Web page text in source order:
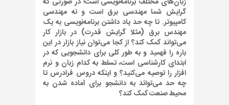
گرایش شما مهندسی برق است و نه مهندسی
کامپیوتر. تا چه حد یاد داشتن برنامه‌نویسی به یک
مهندس برق (مثلا گرایش قدرت) در بازار کار
می‌تواند کمک کند؟ از کجا می‌توان نیاز بازار در این
باره را فهمید و به طور کلی برای دانشجویی که در
ابتدای کارشناسی است، تسلط به کدام زبان و نرم
افزار را توصیه می‌کنید؟ و اینکه دروس فرادرس تا
چه حد می‌تواند به دانشجو برای آماده شدن به
محیط صنعت کمک کند؟